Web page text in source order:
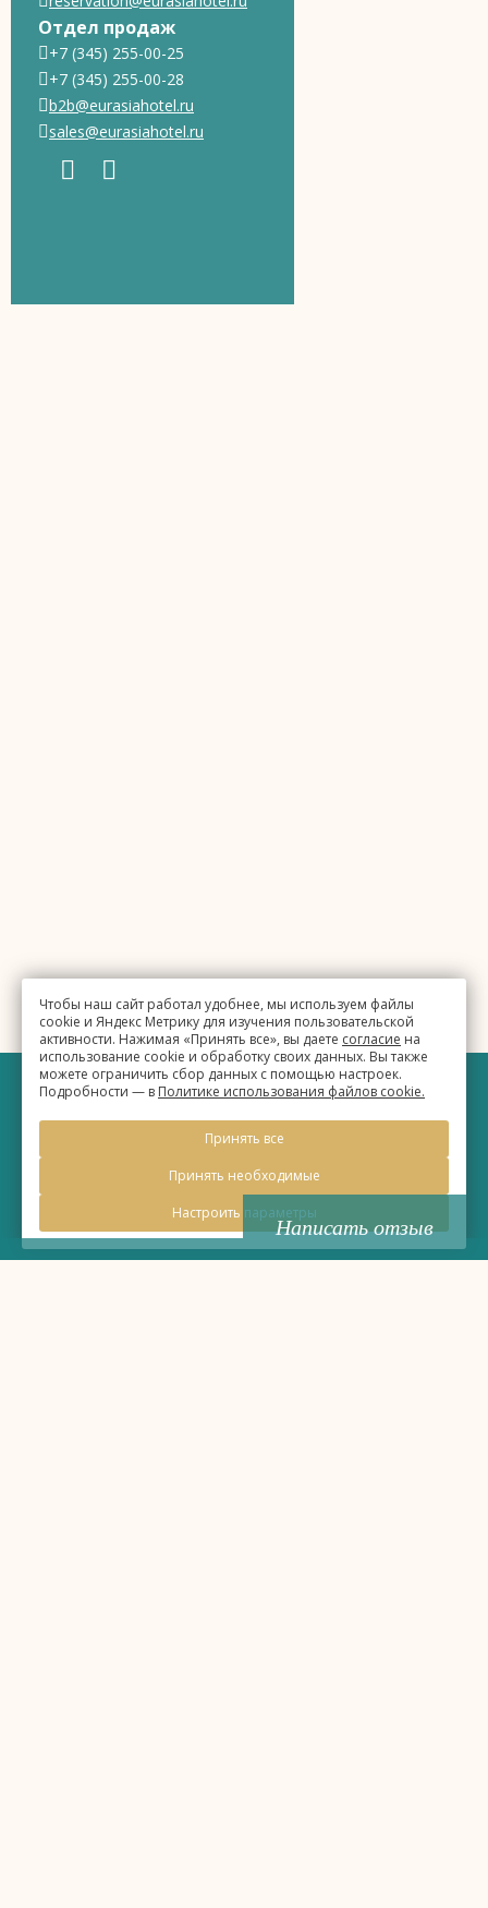
Чтобы наш сайт работал удобнее, мы используем файлы
cookie и Яндекс Метрику для изучения пользовательской
активности. Нажимая «Принять все», вы даете согласие на
использование cookie и обработку своих данных. Вы также
можете ограничить сбор данных с помощью настроек.
Подробности — в Политике использования файлов cookie.
Принять все
Принять необходимые
Настроить параметры
Написать отзыв
Отдел продаж
+7 (345) 255-00-25
+7 (345) 255-00-28
b2b@eurasiahotel.ru
sales@eurasiahotel.ru
2026, Официальный сайт
Правовая информация
Политика обработки персональных данных